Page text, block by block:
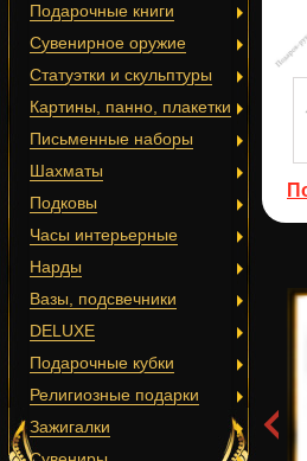
Подарочные книги
Сувенирное оружие
Статуэтки и скульптуры
Картины, панно, плакетки
Письменные наборы
Шахматы
Подковы
Часы интерьерные
Нарды
Вазы, подсвечники
DELUXE
Подарочные кубки
Религиозные подарки
Зажигалки